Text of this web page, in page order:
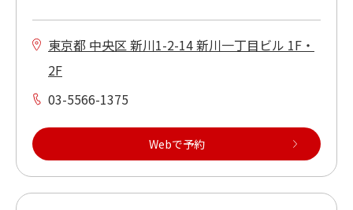
東京都 中央区 新川1-2-14 新川一丁目ビル 1F・
2F
03-5566-1375
Webで予約